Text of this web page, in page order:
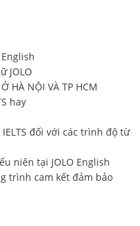
JOLO
HÀ NỘI VÀ TP HCM
hay
đối với các trình độ từ
niên tại JOLO English
trình cam kết đảm bảo